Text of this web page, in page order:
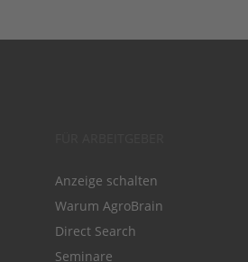
Anzeige schalten
Warum AgroBrain
Direct Search
Seminare